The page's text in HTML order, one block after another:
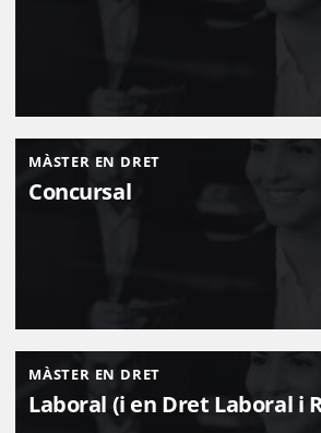
MÀSTER EN DRET
Concursal
MÀSTER EN DRET
Laboral (i en Dret Laboral i